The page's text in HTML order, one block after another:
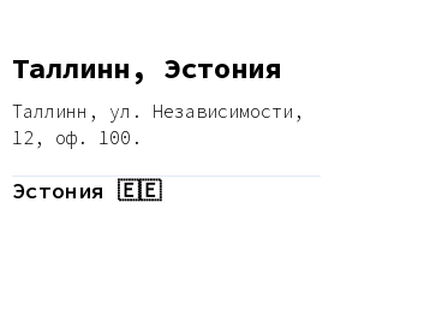
Таллинн, Эстония
Таллинн, ул. Независимости,
12, оф. 100.
Эстония 🇪🇪